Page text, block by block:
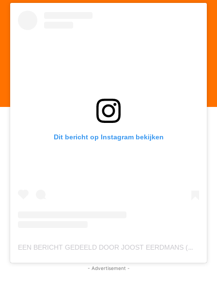
Dit bericht op Instagram bekijken
EEN BERICHT GEDEELD DOOR JOOST EERDMANS (@JOOST.EERDMANS)
- Advertisement -